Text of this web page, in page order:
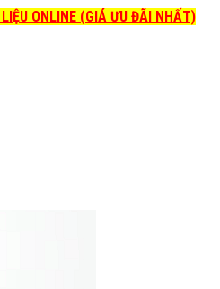
ONLINE (GIÁ ƯU ĐÃI NHẤT)